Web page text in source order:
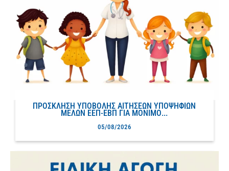
ΠΡΟΣΚΛΗΣΗ ΥΠΟΒΟΛΗΣ ΑΙΤΗΣΕΩΝ ΥΠΟΨΗΦΙΩΝ
ΜΕΛΩΝ ΕΕΠ-ΕΒΠ ΓΙΑ ΜΟΝΙΜΟ...
05/08/2026